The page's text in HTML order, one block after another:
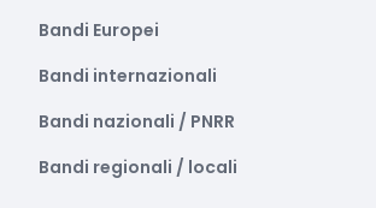
Bandi Europei
Bandi internazionali
Bandi nazionali / PNRR
Bandi regionali / locali